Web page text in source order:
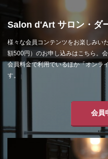
Salon d'Art サロン・ダ
様々な会員コンテンツをお楽しみい
額500円）のお申し込みはこちら。
会員料金で利用でいるほか「オンラ
す。
会員